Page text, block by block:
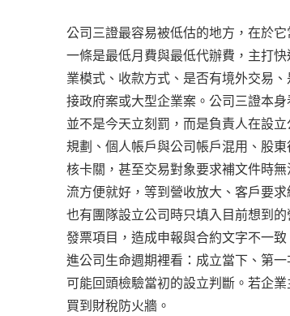
公司三證最容易被低估的地方，在於
一條是最低月費與最低代辦費，主打
業模式、收款方式、是否有境外交易
接政府案或大型企業案。公司三證本
並不是今天立刻罰，而是負責人在設
規劃、個人帳戶與公司帳戶混用、股
核卡關，甚至交易對象要求補文件時
流方便就好，等到營收放大、客戶要
也有團隊設立公司時只填入目前想到
發票項目，造成申報與合約文字不一
進公司生命週期裡看：成立當下、第
可能回頭檢驗當初的設立判斷。若企
買到財稅防火牆。